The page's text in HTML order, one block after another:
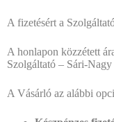
A fizetésért a
A honlapon közzétett
Szolgáltató – Sári-
A Vásárló az alábbi